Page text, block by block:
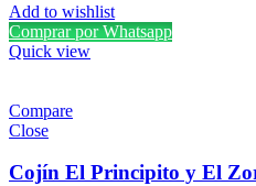
Add to wishlist
Comprar por Whatsapp
Quick view
Compare
Close
Cojín El Principito y El